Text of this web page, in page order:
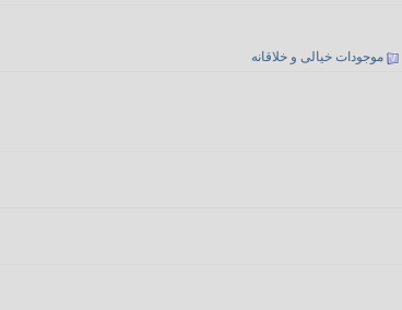
موجودات خیالی و خلاقانه